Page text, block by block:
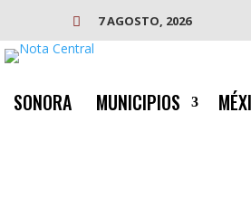
 7 AGOSTO, 2026
SONORA MUNICIPIOS